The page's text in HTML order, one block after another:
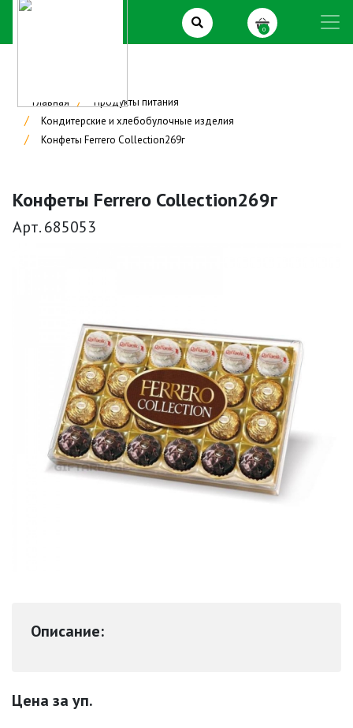
0
Главная
Продукты питания
Кондитерские и хлебобулочные изделия
Конфеты Ferrero Collection269г
Конфеты Ferrero Collection269г
Арт. 685053
Описание:
Цена за уп.